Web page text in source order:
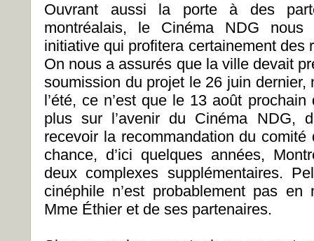
Ouvrant aussi la porte à des
montréalais, le Cinéma NDG
initiative qui profitera certainement des
On nous a assurés que la ville devait
soumission du projet le 26 juin dernier,
l’été, ce n’est que le 13 août
plus sur l’avenir du Cinéma NDG,
recevoir la recommandation du
chance, d’ici quelques années,
deux complexes supplémentaires.
cinéphile n’est probablement pas en
Mme Éthier et de ses partenaires.